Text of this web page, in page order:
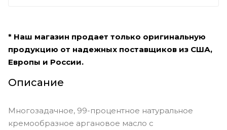
* Наш магазин продает только оригинальную
продукцию от надежных поставщиков из США,
Европы и России.
Описание
Многозадачное, 99-процентное натуральное
кремообразное аргановое масло с